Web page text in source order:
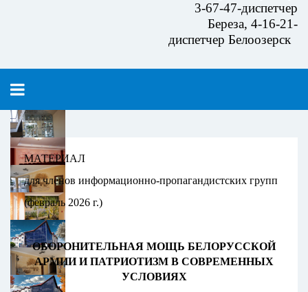
3-67-47-диспетчер
Береза, 4-16-21-
диспетчер Белоозерск
МАТЕРИАЛ
для членов информационно-пропагандистских групп
(февраль 2026 г.)
ОБОРОНИТЕЛЬНАЯ МОЩЬ БЕЛОРУССКОЙ
АРМИИ И ПАТРИОТИЗМ В СОВРЕМЕННЫХ
УСЛОВИЯХ